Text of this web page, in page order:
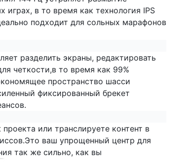
играх, в то время как технология IPS
подходит для сольных марафонов
разделить экраны, редактировать
четкости,в то время как 99%
пространство шасси
фиксированный брекет
или транслируете контент в
ваш упрощенный центр для
так же сильно, как вы